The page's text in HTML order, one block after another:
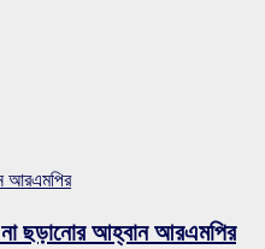
আরএমপির
না ছড়ানোর আহ্বান আরএমপির